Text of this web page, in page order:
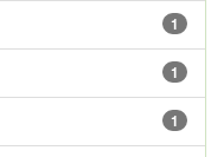
1
1
1